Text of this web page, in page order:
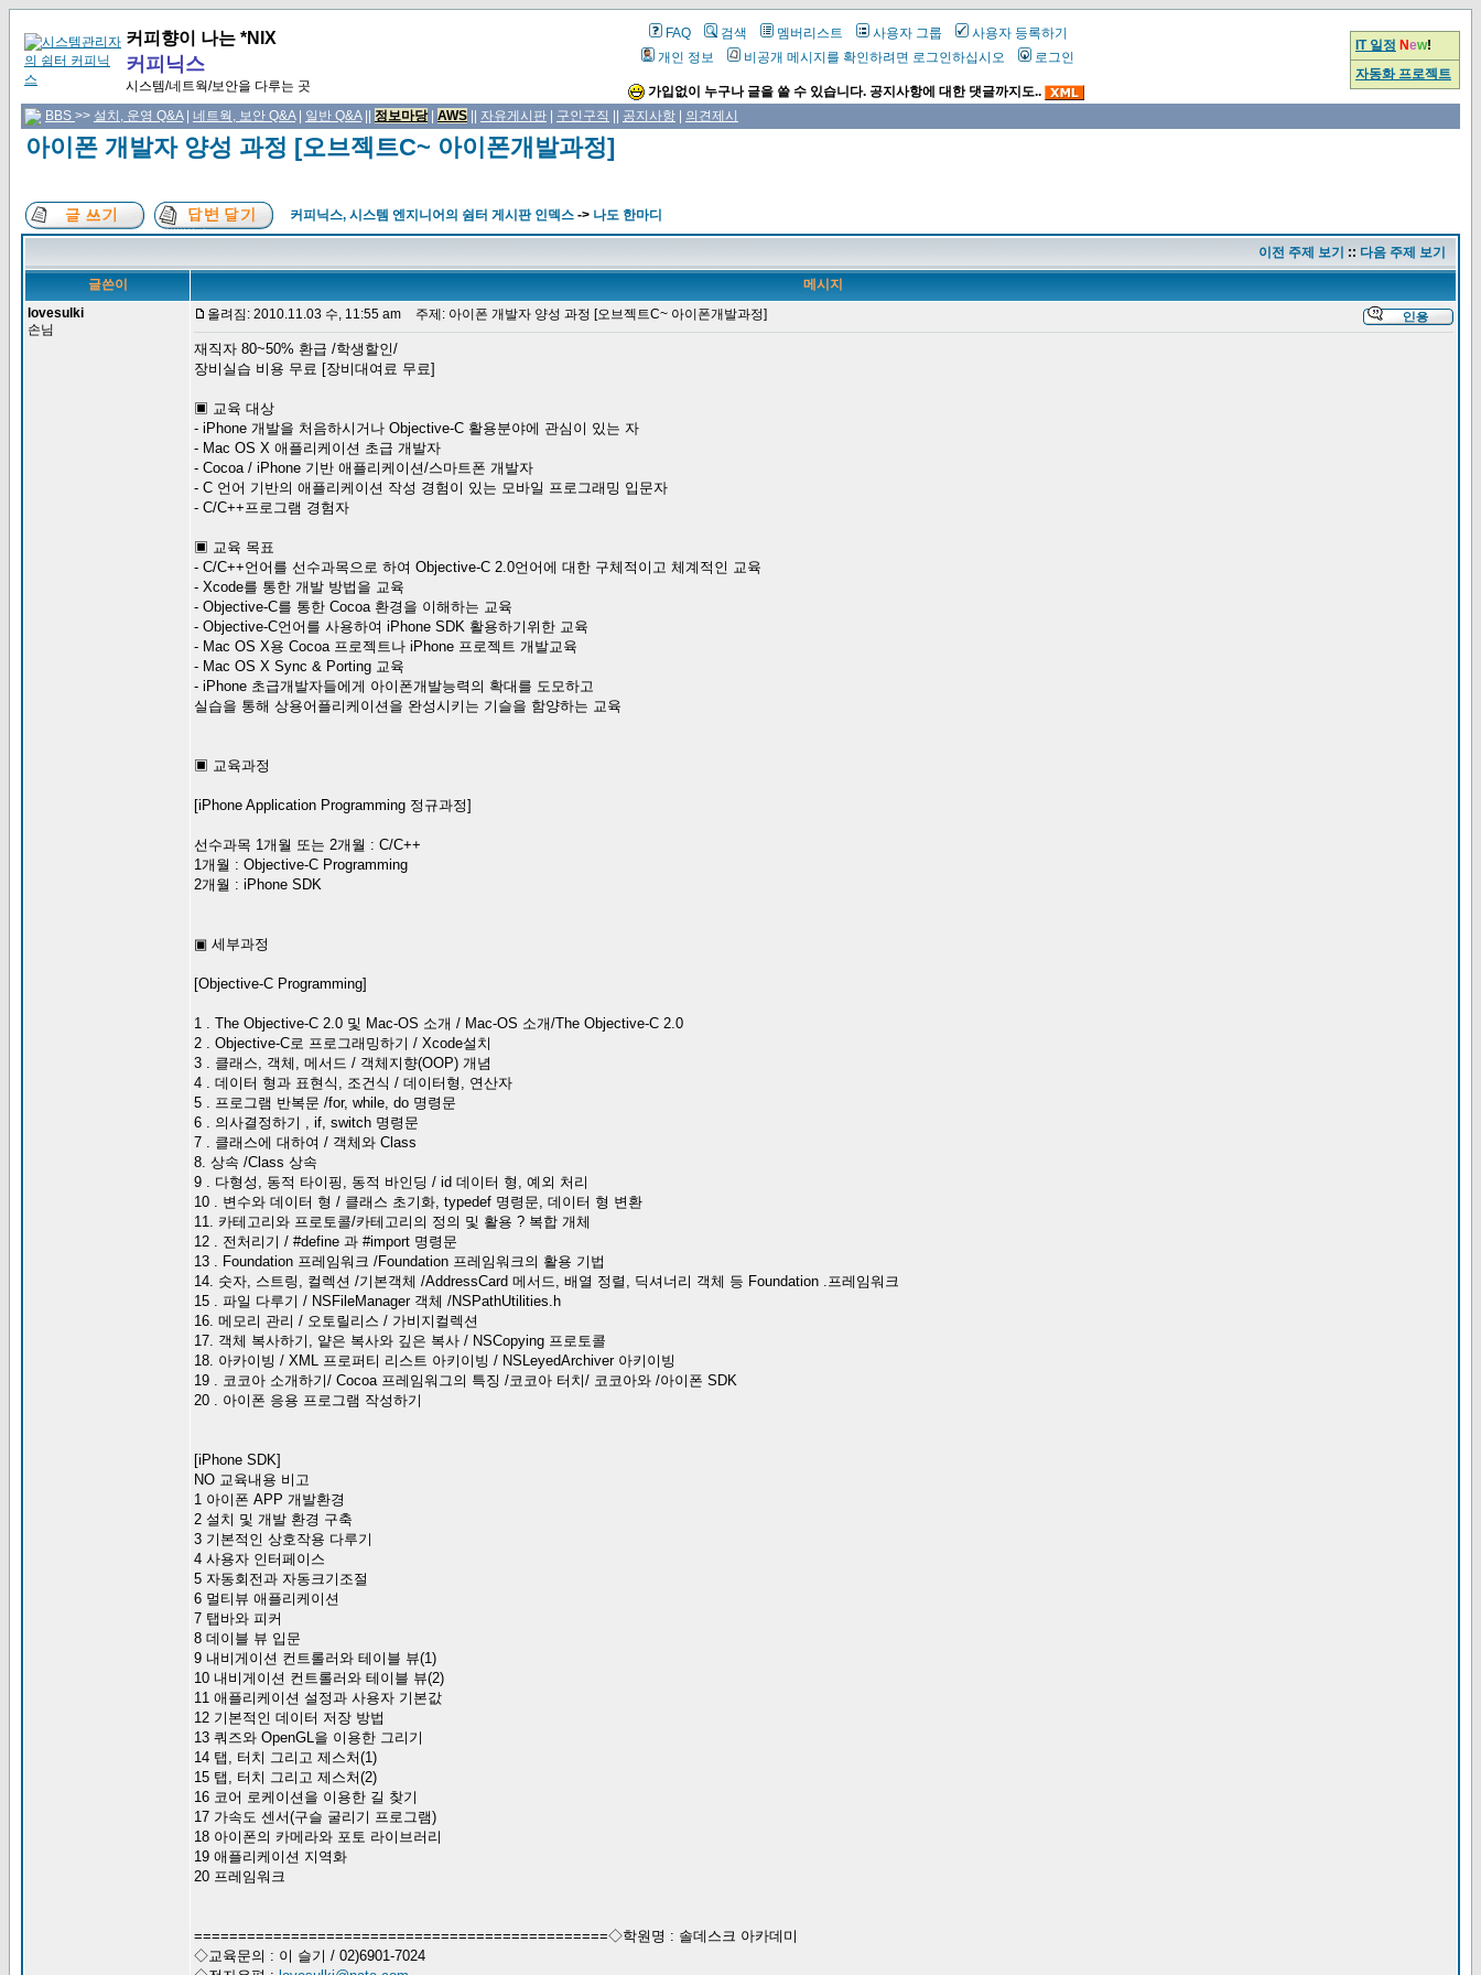
커피향이 나는 *NIX
커피닉스
시스템/네트웍/보안을 다루는 곳
FAQ 검색 멤버리스트 사용자 그룹
사용자 등록하기
개인 정보
비공개 메시지를 확인하려면 로그인하십시오 로그인
가입없이 누구나 글을 쓸 수 있습니다. 공지사항에 대한 댓글까지도..
IT 일정 New!
자동화 프로젝트
BBS >> 설치, 운영 Q&A| 네트웍, 보안 Q&A| 일반 Q&A|| 정보마당| AWS 자유게시판 구인구직 공지사항 의견제시
아이폰 개발자 양성 과정 [오브젝트C~ 아이폰개발과정]
커피닉스, 시스템 엔지니어의 쉼터 게시판 인덱스 -> 나도 한마디
이전 주제 보기 :: 다음 주제 보기
글쓴이
메시지
lovesulki
손님
올려짐: 2010.11.03 수, 11:55 am 주제: 아이폰 개발자 양성 과정 [오브젝트C~ 아이폰개발과정]
재직자 80~50% 환급 /학생할인/
장비실습 비용 무료 [장비대여료 무료]
▣ 교육 대상
- iPhone 개발을 처음하시거나 Objective-C 활용분야에 관심이 있는 자
- Mac OS X 애플리케이션 초급 개발자
- Cocoa / iPhone 기반 애플리케이션/스마트폰 개발자
- C 언어 기반의 애플리케이션 작성 경험이 있는 모바일 프로그래밍 입문자
- C/C++프로그램 경험자
▣ 교육 목표
- C/C++언어를 선수과목으로 하여 Objective-C 2.0언어에 대한 구체적이고 체계적인 교육
- Xcode를 통한 개발 방법을 교육
- Objective-C를 통한 Cocoa 환경을 이해하는 교육
- Objective-C언어를 사용하여 iPhone SDK 활용하기위한 교육
- Mac OS X용 Cocoa 프로젝트나 iPhone 프로젝트 개발교육
- Mac OS X Sync & Porting 교육
- iPhone 초급개발자들에게 아이폰개발능력의 확대를 도모하고
실습을 통해 상용어플리케이션을 완성시키는 기슬을 함양하는 교육
▣ 교육과정
[iPhone Application Programming 정규과정]
선수과목 1개월 또는 2개월 : C/C++
1개월 : Objective-C Programming
2개월 : iPhone SDK
▣ 세부과정
[Objective-C Programming]
1 . The Objective-C 2.0 및 Mac-OS 소개 / Mac-OS 소개/The Objective-C 2.0
2 . Objective-C로 프로그래밍하기 / Xcode설치
3 . 클래스, 객체, 메서드 / 객체지향(OOP) 개념
4 . 데이터 형과 표현식, 조건식 / 데이터형, 연산자
5 . 프로그램 반복문 /for, while, do 명령문
6 . 의사결정하기 , if, switch 명령문
7 . 클래스에 대하여 / 객체와 Class
8. 상속 /Class 상속
9 . 다형성, 동적 타이핑, 동적 바인딩 / id 데이터 형, 예외 처리
10 . 변수와 데이터 형 / 클래스 초기화, typedef 명령문, 데이터 형 변환
11. 카테고리와 프로토콜/카테고리의 정의 및 활용 ? 복합 개체
12 . 전처리기 / #define 과 #import 명령문
13 . Foundation 프레임워크 /Foundation 프레임워크의 활용 기법
14. 숫자, 스트링, 컬렉션 /기본객체 /AddressCard 메서드, 배열 정렬, 딕셔너리 객체 등 Foundation .프레임워크
15 . 파일 다루기 / NSFileManager 객체 /NSPathUtilities.h
16. 메모리 관리 / 오토릴리스 / 가비지컬렉션
17. 객체 복사하기, 얕은 복사와 깊은 복사 / NSCopying 프로토콜
18. 아카이빙 / XML 프로퍼티 리스트 아키이빙 / NSLeyedArchiver 아키이빙
19 . 코코아 소개하기/ Cocoa 프레임워그의 특징 /코코아 터치/ 코코아와 /아이폰 SDK
20 . 아이폰 응용 프로그램 작성하기
[iPhone SDK]
NO 교육내용 비고
1 아이폰 APP 개발환경
2 설치 및 개발 환경 구축
3 기본적인 상호작용 다루기
4 사용자 인터페이스
5 자동회전과 자동크기조절
6 멀티뷰 애플리케이션
7 탭바와 피커
8 데이블 뷰 입문
9 내비게이션 컨트롤러와 테이블 뷰(1)
10 내비게이션 컨트롤러와 테이블 뷰(2)
11 애플리케이션 설정과 사용자 기본값
12 기본적인 데이터 저장 방법
13 쿼즈와 OpenGL을 이용한 그리기
14 탭, 터치 그리고 제스처(1)
15 탭, 터치 그리고 제스처(2)
16 코어 로케이션을 이용한 길 찾기
17 가속도 센서(구슬 굴리기 프로그램)
18 아이폰의 카메라와 포토 라이브러리
19 애플리케이션 지역화
20 프레임워크
===============================================◇학원명 : 솔데스크 아카데미
◇교육문의 : 이 슬기 / 02)6901-7024